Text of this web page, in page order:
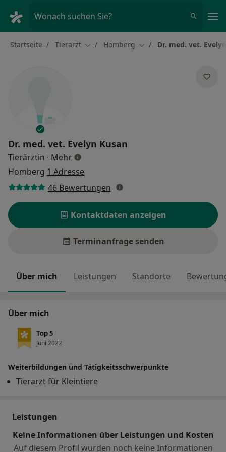
Wonach suchen Sie?
Startseite Tierarzt Stadt ändern
Homberg Stadt ändern
Dr. med. vet.
Dr. med. vet. Evelyn Kusan
Tierärztin · Mehrüber Spezialisierungen
Homberg 1 Adresse
46 Bewertungen
Kontaktdaten anzeigen
Terminanfrage senden
Über mich Leistungen Standorte
Über mich
Top 5
Juni 2022
Weiterbildungen und Tätigkeitsschwerpunkte
Tierarzt für Kleintiere
Leistungen
Keine Informationen über Leistungen und Kosten
Auf diesem Profil wurden noch keine Informationen